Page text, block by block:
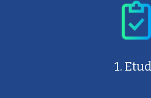
1.